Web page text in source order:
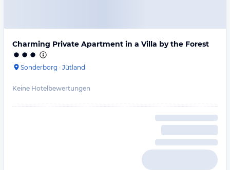
Charming Private Apartment in a Villa by the Forest
Sonderborg · Jütland
Keine Hotelbewertungen